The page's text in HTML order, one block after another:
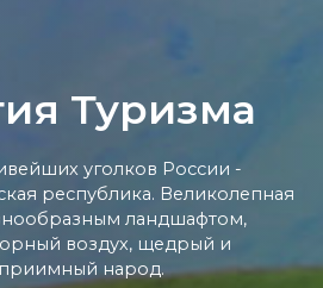
Туризма
уголков России -
республика. Великолепная
ландшафтом,
воздух, щедрый и
народ.